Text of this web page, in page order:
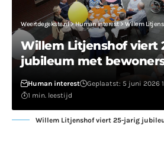
Weertdegekste.nl>Human interest> Willem Litjenshof
Willem Litjenshof viert
jubileum met
Human interest Geplaatst: 5 juni 2026
1 min. leestijd
Willem Litjenshof viert 25-jarig